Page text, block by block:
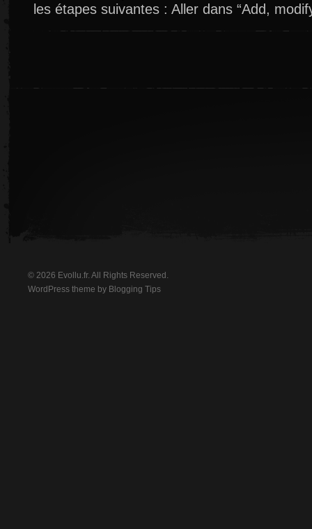
un
Arcsight
les étapes suivantes : Aller dans “Add,
© 2026 Evollu.fr. All Rights Reserved.
WordPress theme by Blogging Tips